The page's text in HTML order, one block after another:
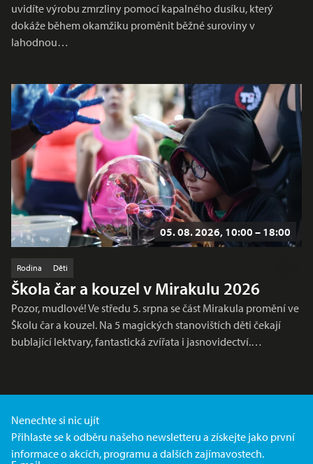
uvidíte výrobu zmrzliny pomocí kapalného dusíku, který
dokáže během okamžiku proměnit běžné suroviny v
lahodnou…
05. 08. 2026, 10:00 – 18:00
Rodina Děti
Škola čar a kouzel v Mirakulu 2026
Pozor, mudlové! Ve středu 5. srpna se část Mirakula promění ve
Školu čar a kouzel. Na 5 magických stanovištích děti čekají
bublající lektvary, fantastická zvířata i jasnovidectví.…
Nenechte si nic ujít
Přihlaste se k odběru našeho newsletteru a získejte jako první
informace o akcích, programu a dalších zajímavostech.